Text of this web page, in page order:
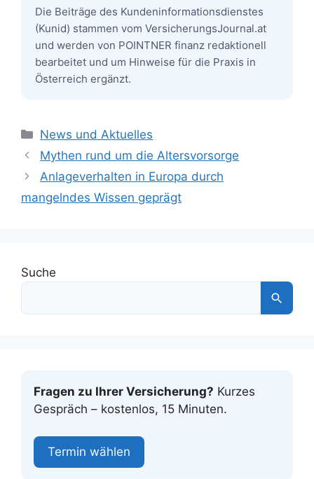
Die Beiträge des Kundeninformationsdienstes
(Kunid) stammen vom VersicherungsJournal.at
und werden von POINTNER finanz redaktionell
bearbeitet und um Hinweise für die Praxis in
Österreich ergänzt.
Kategorien
News und Aktuelles
Mythen rund um die Altersvorsorge
Anlageverhalten in Europa durch
mangelndes Wissen geprägt
Suche
Fragen zu Ihrer Versicherung? Kurzes
Gespräch – kostenlos, 15 Minuten.
Termin wählen